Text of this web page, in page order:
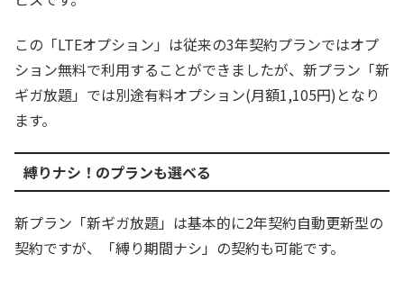
この「LTEオプション」は従来の3年契約プランではオプ
ション無料で利用することができましたが、新プラン「新
ギガ放題」では別途有料オプション(月額1,105円)となり
ます。
縛りナシ！のプランも選べる
新プラン「新ギガ放題」は基本的に2年契約自動更新型の
契約ですが、「縛り期間ナシ」の契約も可能です。